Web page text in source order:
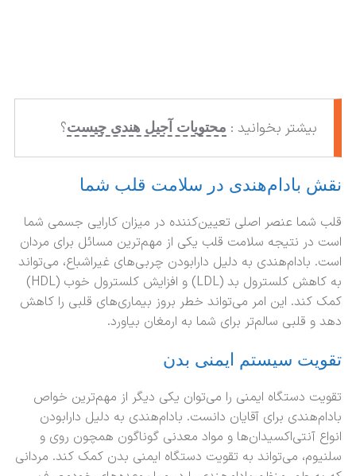
بیشتر بخوانید : محتویات آجیل هندی چیست؟
نقش بادام‌هندی در سلامت قلب شما
قلب شما عنصر اصلی تعیین‌کننده در میزان کارایی جسمی شما
است در نتیجه سلامت قلب یکی از مهم‌ترین مسائل برای مردان
است. بادام‌هندی به دلیل دارابودن چربی‌های غیراشباع، می‌تواند
به کاهش کلسترول بد (LDL) و افزایش کلسترول خوب (HDL)
کمک کند. این امر می‌تواند خطر بروز بیماری‌های قلبی را کاهش
دهد و قلبی سالم‌تر برای شما به ارمغان بیاورد.
تقویت سیستم ایمنی بدن
تقویت دستگاه ایمنی را می‌توان یکی دیگر از مهم‌ترین خواص
بادام‌هندی برای آقایان دانست. بادام‌هندی به دلیل دارابودن
انواع آنتی‌اکسیدان‌ها و مواد معدنی گوناگون همچون روی و
سلنیوم، می‌تواند به تقویت دستگاه ایمنی بدن کمک کند. مردانی